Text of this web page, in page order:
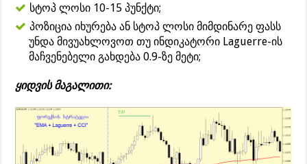
სტოპ ლოსი 10-15 პუნქტი;
პოზიცია იხურება ან სტოპ ლოსი მიმდინარე ფასს
უნდა მივუახლოვოთ თუ ინდიკატორი Laguerre-ის
მაჩვენებელი გახდება 0.9-ზე მეტი;
ყიდვის მაგალითი: